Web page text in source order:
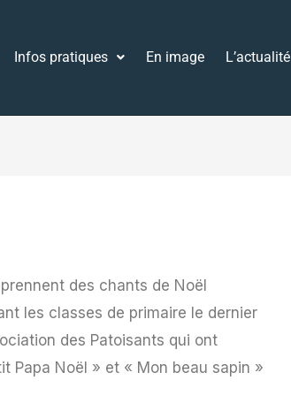
Infos pratiques En image L’actualité
des chants de Noël
les classes de primaire le dernier
des Patoisants qui ont
Papa Noël » et « Mon beau sapin »